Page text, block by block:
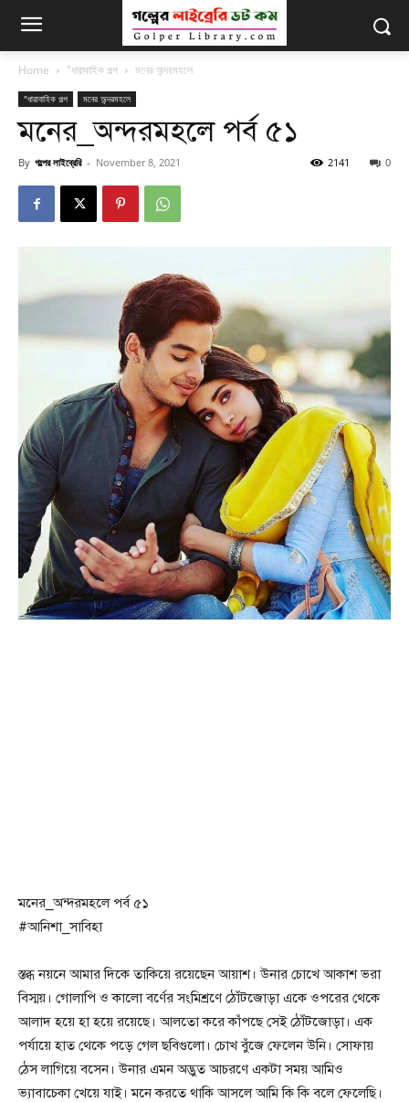
Home "ধারাবাহিক গল্প মনের অন্দরমহলে
"ধারাবাহিক গল্প মনের অন্দরমহলে
মনের_অন্দরমহলে পর্ব ৫১
By গল্পের লাইব্রেরি - November 8, 2021 0
2141
মনের_অন্দরমহলে পর্ব ৫১
#আনিশা_সাবিহা
স্তব্ধ নয়নে আমার দিকে তাকিয়ে রয়েছেন আয়াশ। উনার চোখে আকাশ ভরা
বিস্ময়। গোলাপি ও কালো বর্ণের সংমিশ্রণে ঠোঁটজোড়া একে ওপরের থেকে
আলাদ হয়ে হা হয়ে রয়েছে। আলতো করে কাঁপছে সেই ঠোঁটজোড়া। এক
পর্যায়ে হাত থেকে পড়ে গেল ছবিগুলো। চোখ বুঁজে ফেলেন উনি। সোফায়
ঠেস লাগিয়ে বসেন। উনার এমন অদ্ভুত আচরণে একটা সময় আমিও
ভ্যাবাচেকা খেয়ে যাই। মনে করতে থাকি আসলে আমি কি কি বলে ফেলেছি।